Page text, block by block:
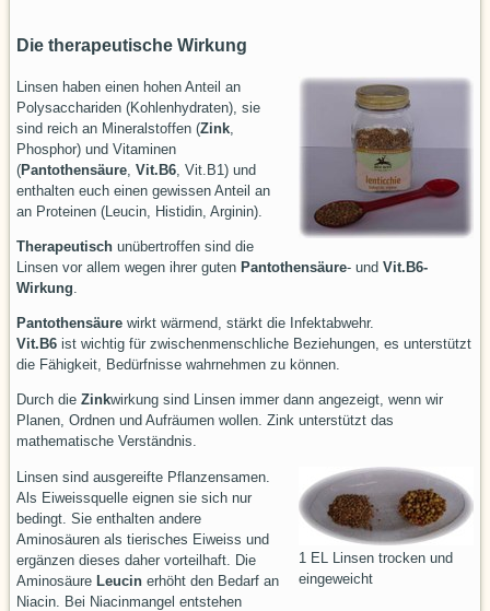
Die therapeutische Wirkung
Linsen haben einen hohen Anteil an
Polysacchariden (Kohlenhydraten), sie
sind reich an Mineralstoffen (Zink
Phosphor) und Vitaminen
(Pantothensäure ,Vit.B6 , Vit.B1) und
enthalten euch einen gewissen Anteil an
an Proteinen (Leucin, Histidin, Arginin).
Therapeutisch unübertroffen sind die
Linsen vor allem wegen ihrer gutenPantothensäure- undVit.B6-
Wirkung
Pantothensäure wirkt wärmend, stärkt die Infektabwehr.
Vit.B6 ist wichtig für zwischenmenschliche Beziehungen, es unterstützt
die Fähigkeit, Bedürfnisse wahrnehmen zu können.
Durch die Zinkwirkung sind Linsen immer dann angezeigt, wenn wir
Planen, Ordnen und Aufräumen wollen. Zink unterstützt das
mathematische Verständnis.
1 EL Linsen trocken und
eingeweicht
Linsen sind ausgereifte Pflanzensamen.
Als Eiweissquelle eignen sie sich nur
bedingt. Sie enthalten andere
Aminosäuren als tierisches Eiweiss und
ergänzen dieses daher vorteilhaft. Die
AminosäureLeucin erhöht den Bedarf an
Niacin. Bei Niacinmangel entstehen